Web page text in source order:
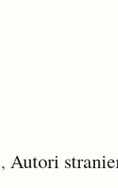
, Autori